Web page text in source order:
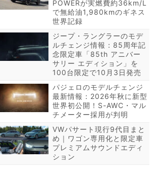
POWERが実燃費約36km/L
で無給油1,980kmのギネス
世界記録
ジープ・ラングラーのモデ
ルチェンジ情報：85周年記
念限定車「85th アニバー
サリー エディション」を
100台限定で10月3日発売
パジェロのモデルチェンジ
最新情報：2026年秋に新型
世界初公開！S-AWC・マル
チメーター採用が判明
VWパサート現行9代目まと
め｜ワゴン専用化と限定車
プレミアムサウンドエディ
ション